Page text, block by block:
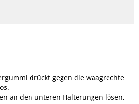
drückt gegen die waagrechte
an den unteren Halterungen lösen,